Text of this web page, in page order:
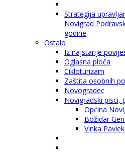
Strategija
Novigrad
godine
Ostalo
Iz najstarije
Oglasna ploča
Cikloturizam
Zaštita osobnih
Novogradec
Novigradski pisci,
Općina
Božidar
Vinka Pavlek